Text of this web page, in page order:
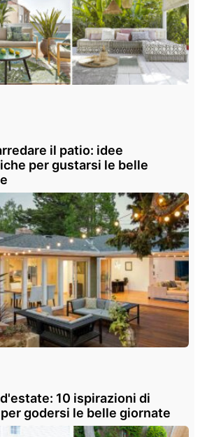
il patio: idee
per gustarsi le belle
10 ispirazioni di
godersi le belle giornate